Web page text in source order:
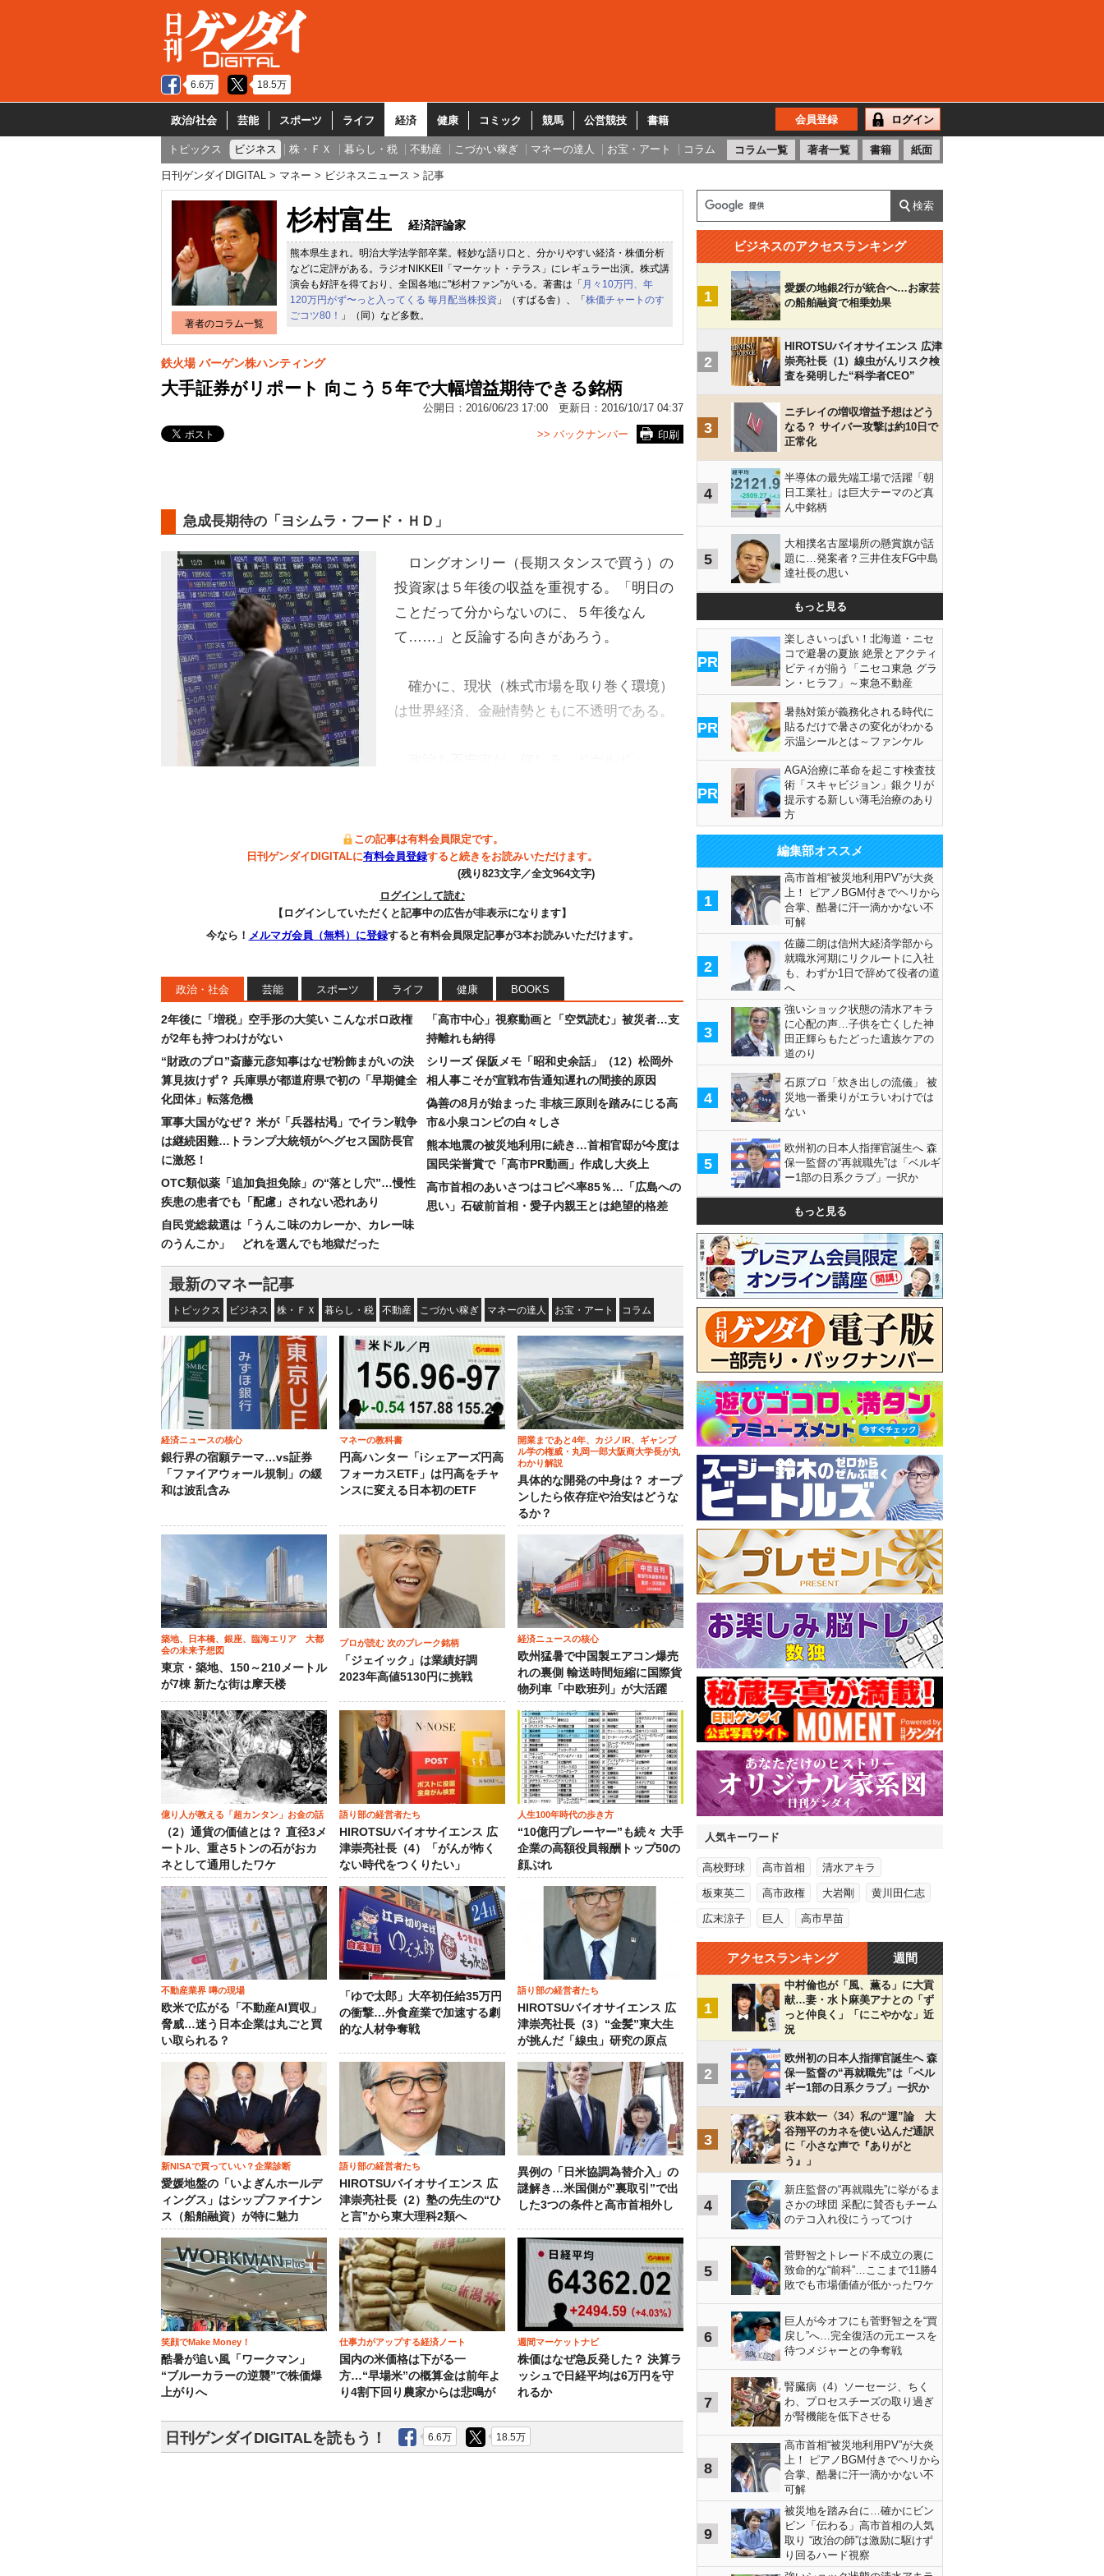
6.6万 18.5万
政治/社会 芸能 スポーツ ライフ 経済 健康 コミック 競馬 公営競技 書籍 会員登録 ログイン
トピックス ビジネス 株・ＦＸ 暮らし・税 不動産 こづかい稼ぎ マネーの達人 お宝・アート コラム コラム一覧 著者一覧 書籍 紙面
日刊ゲンダイDIGITAL マネー ビジネスニュース 記事
著者のコラム一覧
杉村富生 経済評論家
熊本県生まれ。明治大学法学部卒業。軽妙な語り口と、分かりやすい経済・株価分析
などに定評がある。ラジオNIKKEII「マーケット・テラス」にレギュラー出演。株式講
演会も好評を得ており、全国各地に"杉村ファン"がいる。著書は「 月々10万円、年
120万円がず〜っと入ってくる 毎月配当株投資 」（すばる舎）、「 株価チャートのす
ごコツ80！
」（同）など多数。
鉄火場 バーゲン株ハンティング
大手証券がリポート 向こう５年で大幅増益期待できる銘柄
公開日： 2016/06/23 17:00 更新日： 2016/10/17 04:37
印刷
>> バックナンバー
急成長期待の「ヨシムラ・フード・ＨＤ」
ロングオンリー（長期スタンスで買う）の
投資家は５年後の収益を重視する。「明日の
ことだって分からないのに、５年後なん
て……」と反論する向きがあろう。
確かに、現状（株式市場を取り巻く環境）
は世界経済、金融情勢ともに不透明である。
この記事は有料会員限定です。
日刊ゲンダイDIGITALに有料会員登録すると続きをお読みいただけます。
(残り823文字／全文964文字)
ログインして読む
【ログインしていただくと記事中の広告が非表示になります】
今なら！ メルマガ会員（無料）に登録すると有料会員限定記事が3本お読みいただけます。
政治・社会 芸能 スポーツ ライフ 健康 BOOKS
2年後に「増税」空手形の大笑い こんなボロ政権
が2年も持つわけがない
“財政のプロ”斎藤元彦知事はなぜ粉飾まがいの決
算見抜けず？ 兵庫県が都道府県で初の「早期健全
化団体」転落危機
軍事大国がなぜ？ 米が「兵器枯渇」でイラン戦争
は継続困難…トランプ大統領がヘグセス国防長官
に激怒！
OTC類似薬「追加負担免除」の“落とし穴”…慢性
疾患の患者でも「配慮」されない恐れあり
自民党総裁選は「うんこ味のカレーか、カレー味
のうんこか」 どれを選んでも地獄だった
「高市中心」視察動画と「空気読む」被災者…支
持離れも納得
シリーズ 保阪メモ「昭和史余話」（12）松岡外
相人事こそが宣戦布告通知遅れの間接的原因
偽善の8月が始まった 非核三原則を踏みにじる高
市&小泉コンビの白々しさ
熊本地震の被災地利用に続き…首相官邸が今度は
国民栄誉賞で「高市PR動画」作成し大炎上
高市首相のあいさつはコピペ率85％…「広島への
思い」石破前首相・愛子内親王とは絶望的格差
最新のマネー記事
トピックス ビジネス 株・ＦＸ 暮らし・税 不動産 こづかい稼ぎ マネーの達人 お宝・アート コラム
経済ニュースの核心
銀行界の宿願テーマ…vs証券
「ファイアウォール規制」の緩
和は波乱含み
マネーの教科書
円高ハンター「iシェアーズ円高
フォーカスETF」は円高をチャ
ンスに変える日本初のETF
開業まであと4年、カジノIR、ギャンブ
ル学の権威・丸岡一郎大阪商大学長が丸
わかり解説
具体的な開発の中身は？ オープ
ンしたら依存症や治安はどうな
るか？
築地、日本橋、銀座、臨海エリア 大都
会の未来予想図
東京・築地、150～210メートル
が7棟 新たな街は摩天楼
プロが読む 次のブレーク銘柄
「ジェイック」は業績好調
2023年高値5130円に挑戦
経済ニュースの核心
欧州猛暑で中国製エアコン爆売
れの裏側 輸送時間短縮に国際貨
物列車「中欧班列」が大活躍
億り人が教える「超カンタン」お金の話
（2）通貨の価値とは？ 直径3メ
ートル、重さ5トンの石がおカ
ネとして通用したワケ
語り部の経営者たち
HIROTSUバイオサイエンス 広
津崇亮社長（4）「がんが怖く
ない時代をつくりたい」
人生100年時代の歩き方
“10億円プレーヤー”も続々 大手
企業の高額役員報酬トップ50の
顔ぶれ
不動産業界 噂の現場
欧米で広がる「不動産AI買収」
脅威…迷う日本企業は丸ごと買
い取られる？
「ゆで太郎」大卒初任給35万円
の衝撃…外食産業で加速する劇
的な人材争奪戦
語り部の経営者たち
HIROTSUバイオサイエンス 広
津崇亮社長（3）“金髪”東大生
が挑んだ「線虫」研究の原点
新NISAで買っていい？企業診断
愛媛地盤の「いよぎんホールデ
ィングス」はシップファイナン
ス（船舶融資）が特に魅力
語り部の経営者たち
HIROTSUバイオサイエンス 広
津崇亮社長（2）塾の先生の“ひ
と言”から東大理科2類へ
異例の「日米協調為替介入」の
謎解き…米国側が”裏取引”で出
した3つの条件と高市首相外し
笑顔でMake Money！
酷暑が追い風「ワークマン」
“ブルーカラーの逆襲”で株価爆
上がりへ
仕事力がアップする経済ノート
国内の米価格は下がる一
方…“早場米”の概算金は前年よ
り4割下回り農家からは悲鳴が
週間マーケットナビ
株価はなぜ急反発した？ 決算ラ
ッシュで日経平均は6万円を守
れるか
日刊ゲンダイDIGITALを読もう！ 6.6万 18.5万
ビジネスのアクセスランキング
1
愛媛の地銀2行が統合へ…お家芸
の船舶融資で相乗効果
2
HIROTSUバイオサイエンス 広津
崇亮社長（1）線虫がんリスク検
査を発明した“科学者CEO”
3
ニチレイの増収増益予想はどう
なる？ サイバー攻撃は約10日で
正常化
4
半導体の最先端工場で活躍「朝
日工業社」は巨大テーマのど真
ん中銘柄
5
大相撲名古屋場所の懸賞旗が話
題に…発案者？三井住友FG中島
達社長の思い
もっと見る
PR
楽しさいっぱい！北海道・ニセ
コで避暑の夏旅 絶景とアクティ
ビティが揃う「ニセコ東急 グラ
ン・ヒラフ」～東急不動産
PR
暑熱対策が義務化される時代に
貼るだけで暑さの変化がわかる
示温シールとは～ファンケル
PR
AGA治療に革命を起こす検査技
術「スキャビジョン」銀クリが
提示する新しい薄毛治療のあり
方
編集部オススメ
1
高市首相“被災地利用PV”が大炎
上！ ピアノBGM付きでヘリから
合掌、酷暑に汗一滴かかない不
可解
2
佐藤二朗は信州大経済学部から
就職氷河期にリクルートに入社
も、わずか1日で辞めて役者の道
へ
3
強いショック状態の清水アキラ
に心配の声…子供を亡くした神
田正輝らもたどった遺族ケアの
道のり
4
石原プロ「炊き出しの流儀」 被
災地一番乗りがエラいわけでは
ない
5
欧州初の日本人指揮官誕生へ 森
保一監督の“再就職先”は「ベルギ
ー1部の日系クラブ」一択か
もっと見る
人気キーワード
高校野球 高市首相 清水アキラ
板東英二 高市政権 大岩剛 黄川田仁志
広末涼子 巨人 高市早苗
アクセスランキング 週間
1
中村倫也が「風、薫る」に大貢
献…妻・水卜麻美アナとの「ず
っと仲良く」「にこやかな」近
況
2
欧州初の日本人指揮官誕生へ 森
保一監督の“再就職先”は「ベル
ギー1部の日系クラブ」一択か
3
萩本欽一〈34〉私の“運”論 大
谷翔平のカネを使い込んだ通訳
に「小さな声で『ありがと
う』」
4
新庄監督の“再就職先”に挙がるま
さかの球団 采配に賛否もチーム
のテコ入れ役にうってつけ
5
菅野智之トレード不成立の裏に
致命的な“前科”…ここまで11勝4
敗でも市場価値が低かったワケ
6
巨人が今オフにも菅野智之を“買
戻し”へ…完全復活の元エースを
待つメジャーとの争奪戦
7
腎臓病（4）ソーセージ、ちく
わ、プロセスチーズの取り過ぎ
が腎機能を低下させる
8
高市首相“被災地利用PV”が大炎
上！ ピアノBGM付きでヘリから
合掌、酷暑に汗一滴かかない不
可解
9
被災地を踏み台に…確かにビン
ビン「伝わる」高市首相の人気
取り “政治の師”は激励に駆けず
り回るハード視察